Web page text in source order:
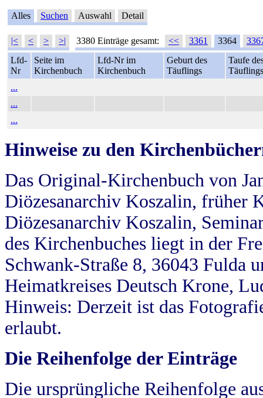
Alles Suchen Auswahl Detail
|< < > >| 3380 Einträge gesamt: << 3361 3364
Lfd-
Nr
Seite im
Kirchenbuch
Lfd-Nr im
Kirchenbuch
Geburt des
Täuflings
Taufe
Täuflings
...
...
...
Hinweise zu den
Das Original-Kirchenbuch von
Diözesanarchiv Koszalin, früher
Diözesanarchiv Koszalin,
des Kirchenbuches liegt in der
Schwank-Straße 8, 36043 Fulda
Heimatkreises Deutsch Krone,
Hinweis: Derzeit ist das
erlaubt.
Die Reihenfolge der Einträge
Die ursprüngliche Reihenfolge